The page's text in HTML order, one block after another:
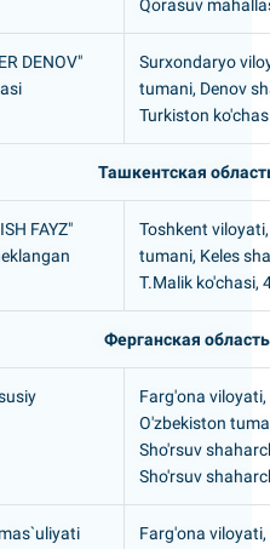
Qorasuv
DENOV"
Surxondaryo
tumani, Denov
Turkiston
Ташкентская
FAYZ"
Toshkent
tumani, Keles
T.Malik ko'chasi,
Ферганская область
Farg'ona viloyati,
O'zbekiston
Sho'rsuv
Sho'rsuv
Farg'ona viloyati,